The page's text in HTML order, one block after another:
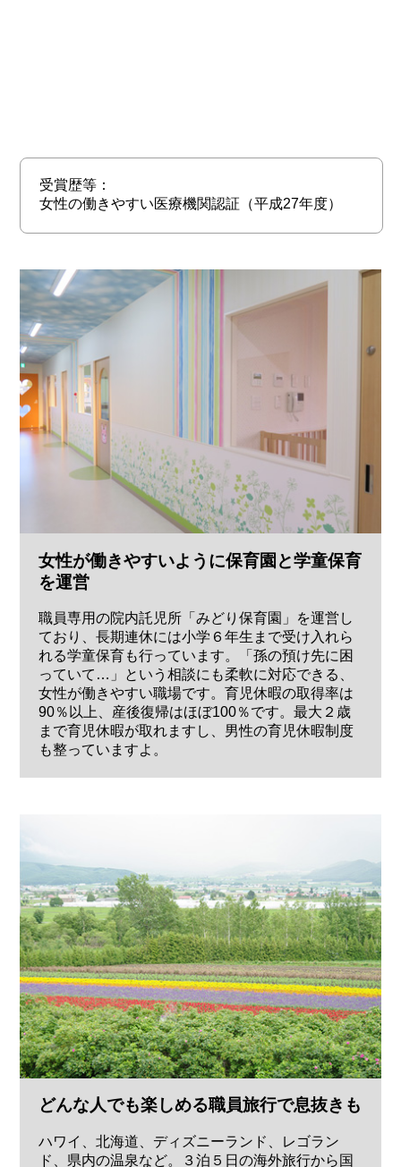
受賞歴等：
女性の働きやすい医療機関認証（平成27年度）
女性が働きやすいように保育園と学童保育
を運営
職員専用の院内託児所「みどり保育園」を運営し
ており、長期連休には小学６年生まで受け入れら
れる学童保育も行っています。「孫の預け先に困
っていて…」という相談にも柔軟に対応できる、
女性が働きやすい職場です。育児休暇の取得率は
90％以上、産後復帰はほぼ100％です。最大２歳
まで育児休暇が取れますし、男性の育児休暇制度
も整っていますよ。
どんな人でも楽しめる職員旅行で息抜きも
ハワイ、北海道、ディズニーランド、レゴラン
ド、県内の温泉など。３泊５日の海外旅行から国